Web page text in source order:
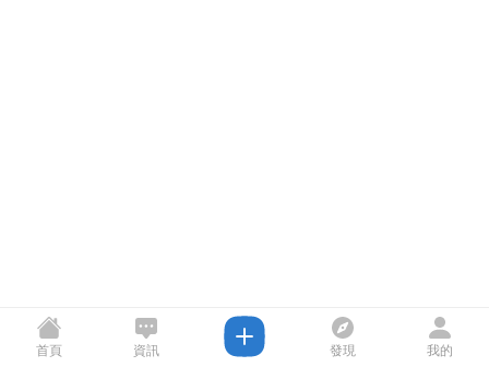
首頁 資訊 發現 我的